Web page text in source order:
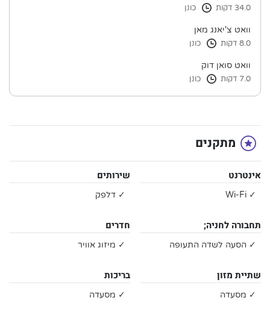
34.0 דקות כונן
וואט צ'יאנג מאן
8.0 דקות כונן
וואט סואן דוק
7.0 דקות כונן
מתקנים
אינטרנט
✓ Wi-Fi
שירותים
✓ דלפק
תחבורה לחניה;
✓ הסעה לשדה התעופה
חדרים
✓ מיזוג אוויר
שתיית מזון
✓ מסעדה
בריכות
✓ מסעדה